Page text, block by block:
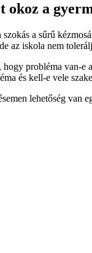
okoz a
a sűrű
az iskola nem
hogy probléma van-
és kell-e vele
lehetőség van